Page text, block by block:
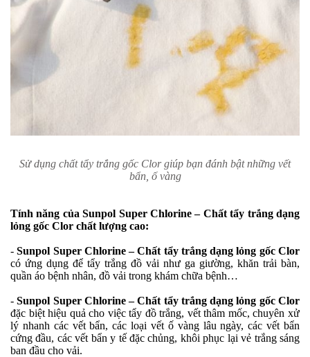
Sử dụng chất tẩy trắng gốc Clor giúp bạn đánh bật những vết
bẩn, ố vàng
Tính năng của Sunpol Super Chlorine – Chất tẩy trắng dạng
lỏng gốc Clor chất lượng cao:
-Sunpol Super Chlorine – Chất tẩy trắng dạng lỏng gốc Clor
có ứng dụng để tẩy trắng đồ vải như ga giường, khăn trải bàn,
quần áo bệnh nhân, đồ vải trong khám chữa bệnh…
-Sunpol Super Chlorine – Chất tẩy trắng dạng lỏng gốc Clor
đặc biệt hiệu quả cho việc tẩy đồ trắng, vết thâm mốc, chuyên xử
lý nhanh các vết bẩn, các loại vết ố vàng lâu ngày, các vết bẩn
cứng đầu, các vết bẩn y tế đặc chủng, khôi phục lại vẻ trắng sáng
ban đầu cho vải.